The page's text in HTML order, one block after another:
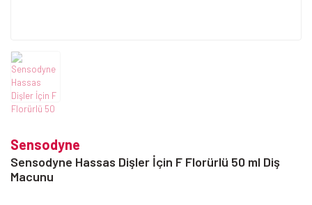
Sensodyne
Sensodyne Hassas Dişler İçin F Florürlü 50 ml Diş
Macunu